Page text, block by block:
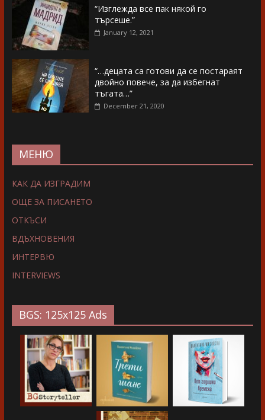
“Изглежда все пак някой го
търсеше.”
January 12, 2021
“…децата са готови да се постараят
двойно повече, за да избегнат
тъгата…”
December 21, 2020
МЕНЮ
КАК ДА ИЗГРАДИМ
ОЩЕ ЗА ПИСАНЕТО
ОТКЪСИ
ВДЪХНОВЕНИЯ
ИНТЕРВЮ
INTERVIEWS
BGS: 125x125 Ads